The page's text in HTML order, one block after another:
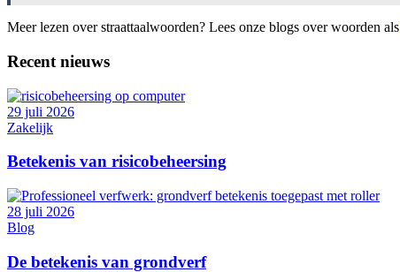
Meer lezen over straattaalwoorden? Lees onze blogs over woorden als
Recent nieuws
29 juli 2026
Zakelijk
Betekenis van risicobeheersing
28 juli 2026
Blog
De betekenis van grondverf